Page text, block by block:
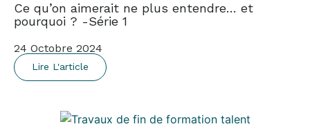
Ce qu’on aimerait ne plus entendre… et
pourquoi ? -Série 1
24 Octobre 2024
Lire L'article